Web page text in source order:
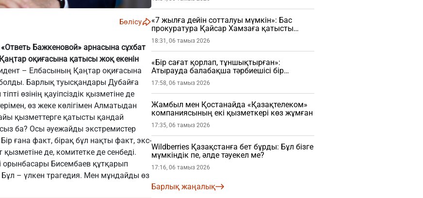
Бөлісу
Бажкеновой» арнасына сұхбат
оқиғасына қатысы жоқ екенін
– Елбасының Қаңтар оқиғасына
Барлық туысқандары Дубайға
өзінің қауіпсіздік қызметіне де
өз жеке көлігімен Алматыдан
қызметтерге қатысты қандай
ба? Осы әуежайды экстремистер
ғана факт, бірақ бұл нақты факт, экс-
қызметіне де, комитетке де сенбеді.
орынбасары Бисембаев құтқарып
Бұл – үлкен трагедия. Мен мұндайды өз
«7 жылға дейін сотталуы мүмкін»: Бас
прокуратура Қайсар Хамзаға қатысты
мәлімдеме жасады
18:31, 06 тамыз 2026
«Бір сағат қорлап, тұншықтырған»:
Атырауда балабақша тәрбиешісі бір
жастағы баланы ұрған (ВИДЕО)
17:58, 06 тамыз 2026
Жамбыл мен Қостанайда «Қазақтелеком»
компаниясының екі қызметкері көз жұмған
17:35, 06 тамыз 2026
Wildberries Қазақстанға бет бұрды: Бұл бізге
мүмкіндік пе, әлде тәуекел ме?
17:16, 06 тамыз 2026
Барлық жаңалық